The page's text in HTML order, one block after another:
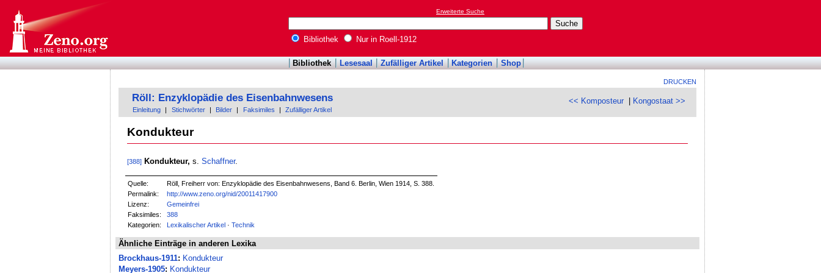
Erweiterte Suche
Bibliothek Nur in Roell-1912
Bibliothek Lesesaal Zufälliger Artikel Kategorien Shop
DRUCKEN
<< Komposteur Kongostaat >>
Röll: Enzyklopädie des Eisenbahnwesens
Einleitung Stichwörter Bilder Faksimiles Zufälliger Artikel
Kondukteur
[388] Kondukteur, s. Schaffner.
Quelle:
Röll, Freiherr von: Enzyklopädie des Eisenbahnwesens, Band 6. Berlin, Wien 1914, S. 388.
Permalink:
http://www.zeno.org/nid/20011417900
Lizenz:
Gemeinfrei
Faksimiles:
388
Kategorien:
Lexikalischer Artikel ·Technik
Ähnliche Einträge in anderen Lexika
Brockhaus-1911: Kondukteur
Meyers-1905: Kondukteur